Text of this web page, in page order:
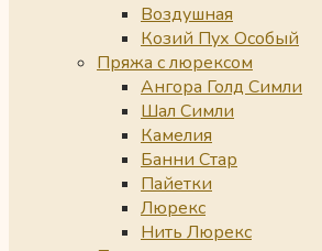
Воздушная
Козий Пух Особый
Пряжа с люрексом
Ангора Голд Симли
Шал Симли
Камелия
Банни Стар
Пайетки
Люрекс
Нить Люрекс